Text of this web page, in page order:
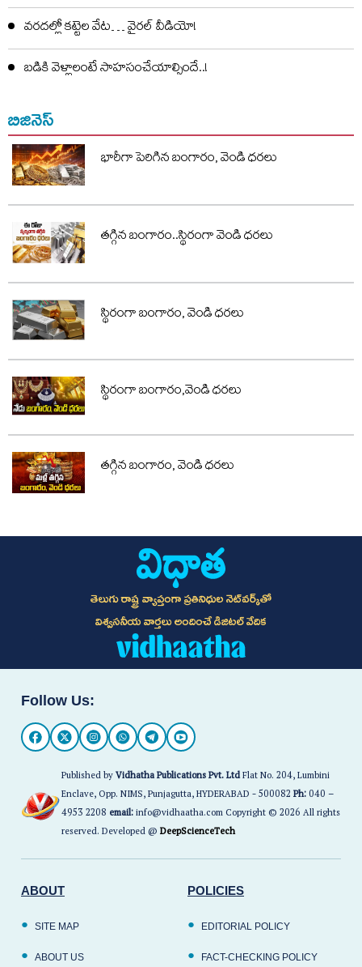
వరదల్లో కట్టెల వేట… వైరల్ వీడియో!
బడికి వెళ్లాలంటే సాహసంచేయాల్సిందే..!
బిజినెస్
భారీగా పెరిగిన బంగారం, వెండి ధరలు
తగ్గిన బంగారం..స్థిరంగా వెండి ధరలు
స్థిరంగా బంగారం, వెండి ధరలు
స్థిరంగా బంగారం,వెండి ధరలు
తగ్గిన బంగారం, వెండి ధరలు
తెలుగు రాష్ట్ర వ్యాప్తంగా ప్రతినిధుల నెట్‌వర్క్‌తో
విశ్వసనీయ వార్తలు అందించే డిజిటల్ వేదిక
Follow Us:
Published byVidhatha Publications Pvt. LtdFlat No. 204, Lumbini
Enclave, Opp. NIMS, Punjagutta, HYDERABAD - 500082Ph:040 –
4953 2208 email:info@vidhaatha.com Copyright © 2026 All rights
reserved. Developed @DeepScienceTech
ABOUT
SITE MAP
ABOUT US
POLICIES
EDITORIAL POLICY
FACT-CHECKING POLICY